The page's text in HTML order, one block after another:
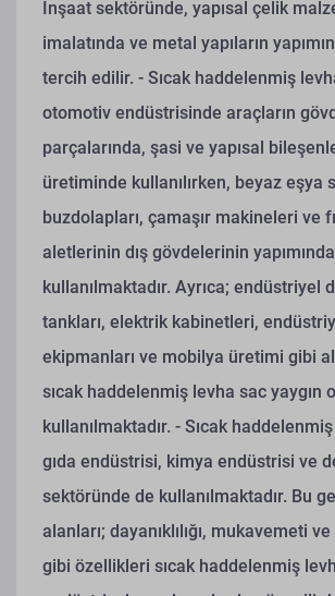
İnşaat sektöründe, yapısal çelik
imalatında ve metal yapıların
tercih edilir. - Sıcak haddelenmiş
otomotiv endüstrisinde araçların
parçalarında, şasi ve yapısal
üretiminde kullanılırken, beyaz eşya
buzdolapları, çamaşır makineleri ve
aletlerinin dış gövdelerinin yapımında
kullanılmaktadır. Ayrıca; endüstriyel
tankları, elektrik kabinetleri,
ekipmanları ve mobilya üretimi gibi
sıcak haddelenmiş levha sac yaygın
kullanılmaktadır. - Sıcak
gıda endüstrisi, kimya endüstrisi ve
sektöründe de kullanılmaktadır. Bu
alanları; dayanıklılığı, mukavemeti
gibi özellikleri sıcak haddelenmiş